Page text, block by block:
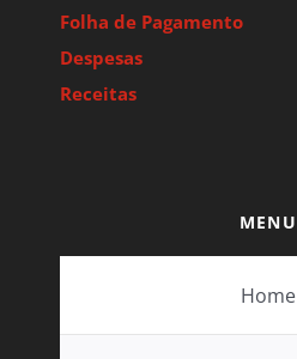
Folha de Pagamento
Despesas
Receitas
MENU
Home